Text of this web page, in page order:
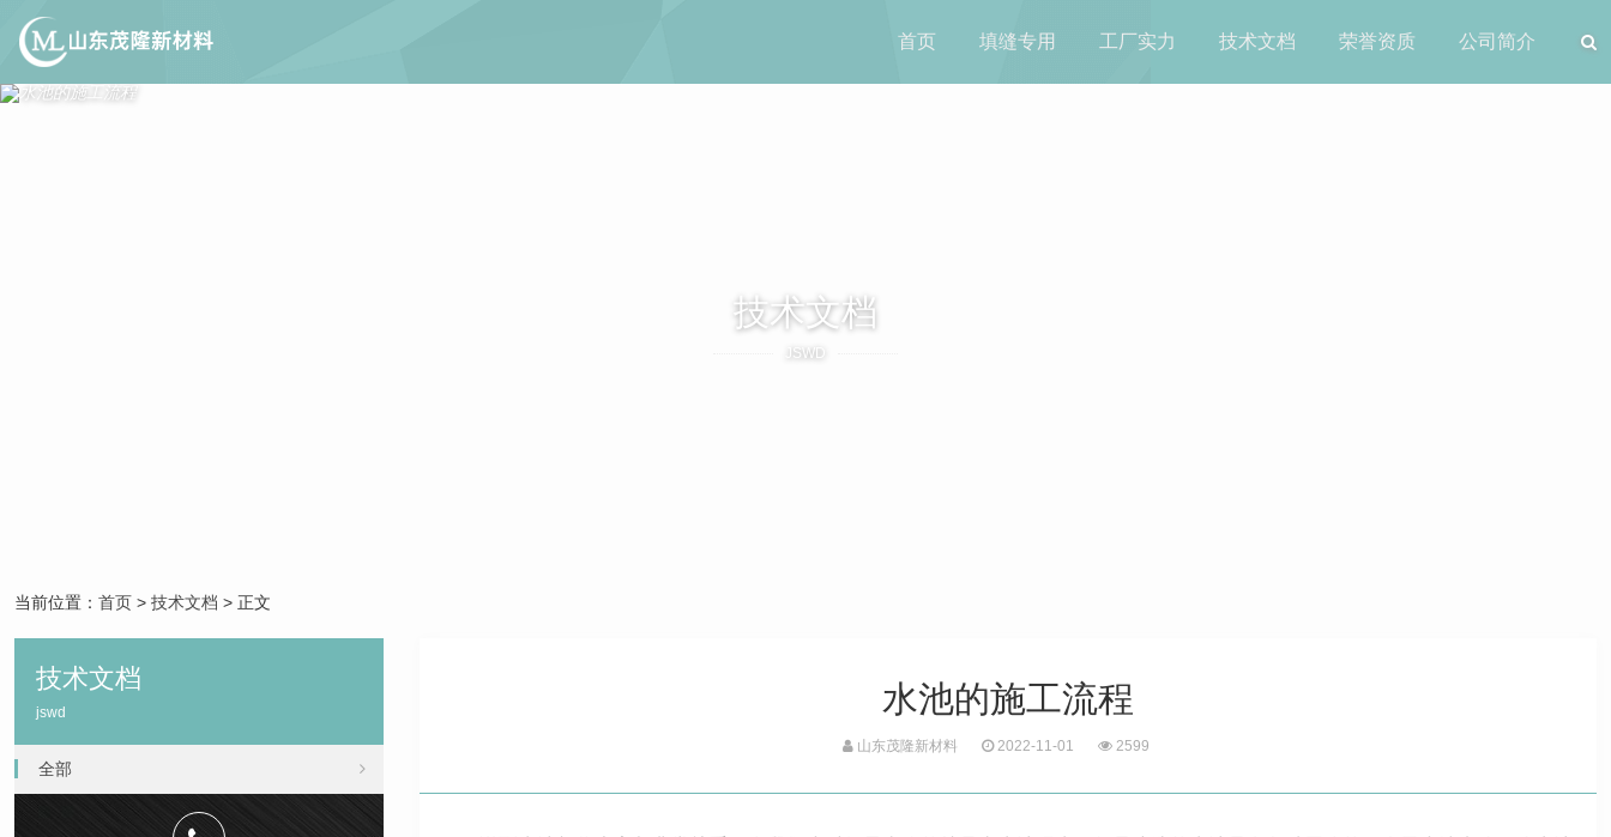
首页 填缝专用 工厂实力 技术文档 荣誉资质 公司简介
技术文档
JSWD
当前位置： 首页 > 技术文档 > 正文
水池的施工流程
山东茂隆新材料 2022-11-01 2599
技术文档
jswd
全部